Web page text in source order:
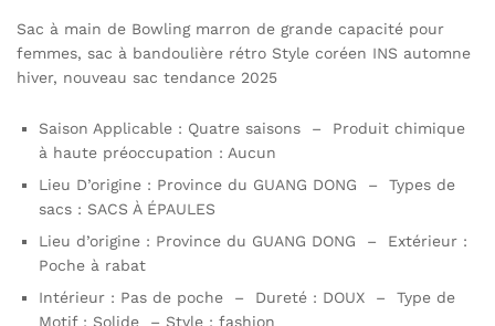
Sac à main de Bowling marron de grande capacité pour
femmes, sac à bandoulière rétro Style coréen INS automne
hiver, nouveau sac tendance 2025
Saison Applicable : Quatre saisons – Produit chimique
à haute préoccupation : Aucun
Lieu D’origine : Province du GUANG DONG – Types de
sacs : SACS À ÉPAULES
Lieu d’origine : Province du GUANG DONG – Extérieur :
Poche à rabat
Intérieur : Pas de poche – Dureté : DOUX – Type de
Motif : Solide – Style : fashion